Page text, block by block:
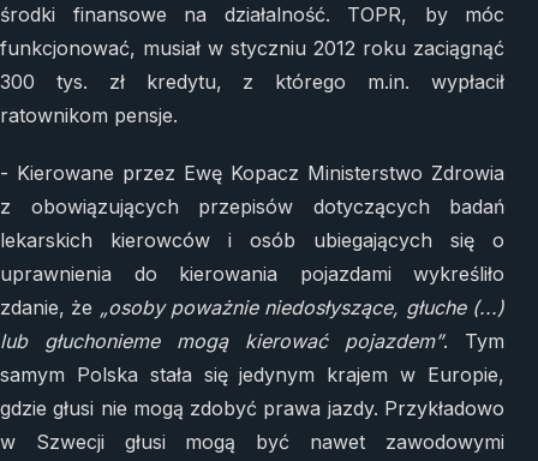
środki finansowe na działalność. TOPR, by móc
funkcjonować, musiał w styczniu 2012 roku zaciągnąć
300 tys. zł kredytu, z którego m.in. wypłacił
ratownikom pensje.
- Kierowane przez Ewę Kopacz Ministerstwo Zdrowia
z obowiązujących przepisów dotyczących badań
lekarskich kierowców i osób ubiegających się o
uprawnienia do kierowania pojazdami wykreśliło
zdanie, że „osoby poważnie niedosłyszące, głuche (...)
lub głuchonieme mogą kierować pojazdem”. Tym
samym Polska stała się jedynym krajem w Europie,
gdzie głusi nie mogą zdobyć prawa jazdy. Przykładowo
w Szwecji głusi mogą być nawet zawodowymi